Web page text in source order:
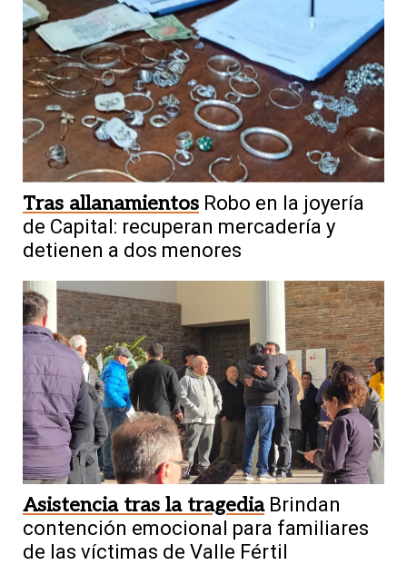
Tras allanamientos Robo en la joyería
de Capital: recuperan mercadería y
detienen a dos menores
Asistencia tras la tragedia Brindan
contención emocional para familiares
de las víctimas de Valle Fértil